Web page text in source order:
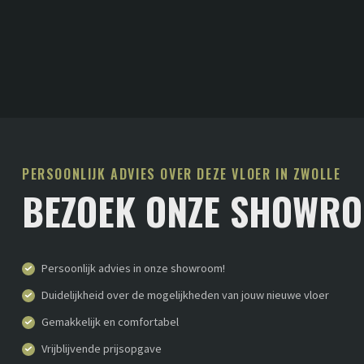
PERSOONLIJK ADVIES OVER DEZE VLOER IN ZWOLLE
BEZOEK ONZE
Persoonlijk advies in onze showroom!
Duidelijkheid over de mogelijkheden van jouw nieuwe vloer
Gemakkelijk en comfortabel
Vrijblijvende prijsopgave